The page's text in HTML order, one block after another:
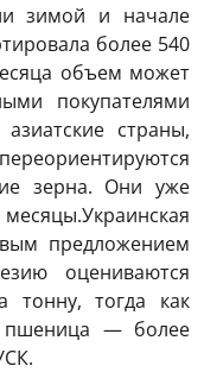
зимой и начале
более 540
объем может
покупателями
страны,
зерна. Они уже
предложением
оцениваются
тонну, тогда как
пшеница — более